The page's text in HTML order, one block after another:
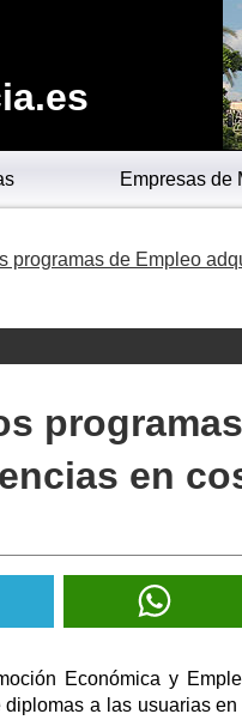
Empresas de
programas de Empleo
en
Económica y
a las usuarias